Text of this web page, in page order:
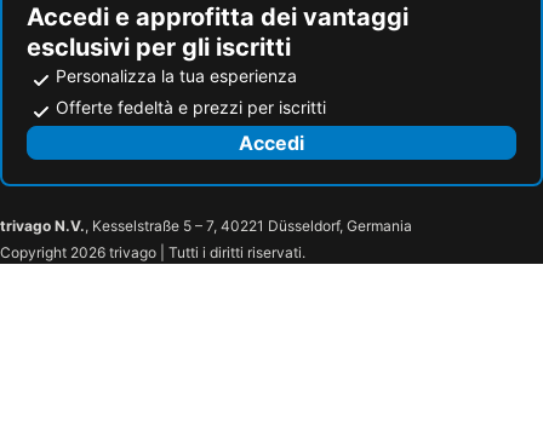
Accedi e approfitta dei vantaggi
esclusivi per gli iscritti
Personalizza la tua esperienza
Offerte fedeltà e prezzi per iscritti
Accedi
trivago N.V., Kesselstraße 5 – 7, 40221 Düsseldorf, Germania
Copyright 2026 trivago | Tutti i diritti riservati.